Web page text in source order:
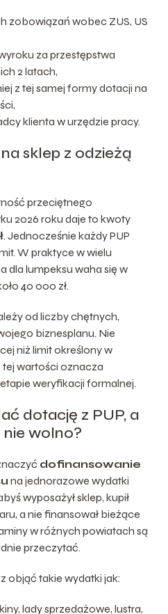
zobowiązań wobec ZUS, US
za przestępstwa
2 latach,
z tej samej formy dotacji na
klienta w urzędzie pracy.
sklep z odzieżą
przeciętnego
2026 roku daje to kwoty
. Jednocześnie każdy PUP
W praktyce w wielu
dla lumpeksu waha się w
40 000 zł.
od liczby chętnych,
biznesplanu. Nie
niż limit określony w
wartości oznacza
weryfikacji formalnej.
dotację z PUP, a
wolno?
dofinansowanie
na jednorazowe wydatki
wyposażył sklep, kupił
a nie finansował bieżące
w różnych powiatach są
przeczytać.
objąć takie wydatki jak:
lady sprzedażowe, lustra,